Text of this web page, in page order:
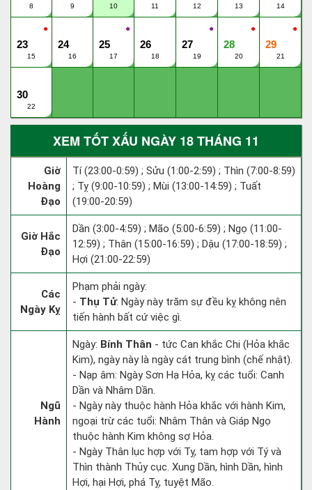
8 9 10 11 12 13 14
●
23
15
24
16
●
25
17
26
18
●
27
19
●
28
20
●
29
21
30
22
XEM TỐT XẤU NGÀY 18 THÁNG 11
Giờ
Hoàng
Đạo
Tí (23:00-0:59) ; Sửu (1:00-2:59) ; Thìn (7:00-8:59)
; Tỵ (9:00-10:59) ; Mùi (13:00-14:59) ; Tuất
(19:00-20:59)
Giờ Hắc
Đạo
Dần (3:00-4:59) ; Mão (5:00-6:59) ; Ngọ (11:00-
12:59) ; Thân (15:00-16:59) ; Dậu (17:00-18:59) ;
Hợi (21:00-22:59)
Các
Ngày Kỵ
Phạm phải ngày:
- Thụ Tử: Ngày này trăm sự đều kỵ không nên
tiến hành bất cứ việc gì.
Ngũ
Hành
Ngày: Bính Thân - tức Can khắc Chi (Hỏa khắc
Kim), ngày này là ngày cát trung bình (chế nhật).
- Nạp âm: Ngày Sơn Hạ Hỏa, kỵ các tuổi: Canh
Dần và Nhâm Dần.
- Ngày này thuộc hành Hỏa khắc với hành Kim,
ngoại trừ các tuổi: Nhâm Thân và Giáp Ngọ
thuộc hành Kim không sợ Hỏa.
- Ngày Thân lục hợp với Tỵ, tam hợp với Tý và
Thìn thành Thủy cục. Xung Dần, hình Dần, hình
Hợi, hại Hợi, phá Tỵ, tuyệt Mão.